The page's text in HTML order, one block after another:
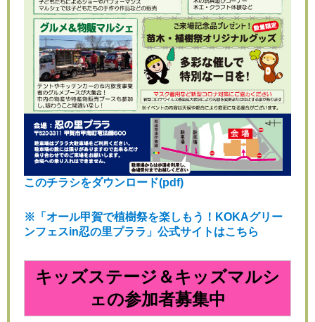
このチラシをダウンロード(pdf)
※「オール甲賀で植樹祭を楽しもう！KOKAグリー
ンフェスin忍の里プララ」公式サイトはこちら
キッズステージ＆キッズマルシ
ェの参加者募集中